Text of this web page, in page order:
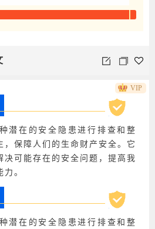
潜在的安全隐患进行排查和整
，保障人们的生命财产安全。它
决可能存在的安全问题，提高我
。
潜在的安全隐患进行排查和整
VIP